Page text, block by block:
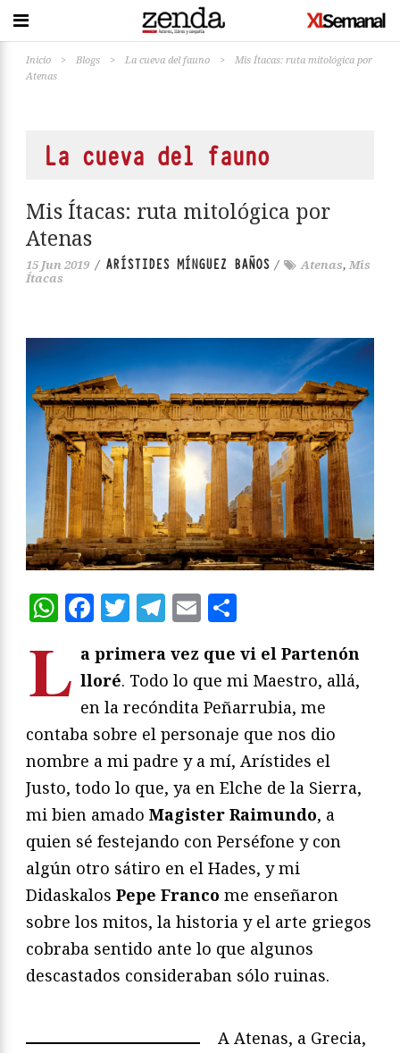
Inicio > Blogs > La cueva del fauno >
Mis Ítacas: ruta mitológica por
Atenas
La cueva del fauno
Mis Ítacas: ruta mitológica por
Atenas
15 Jun 2019 / ARÍSTIDES MÍNGUEZ BAÑOS / Atenas, Mis
Ítacas
WhatsApp
Facebook
Twitter
Telegram
Email
L a primera vez que vi el Partenón
lloré. Todo lo que mi Maestro, allá,
en la recóndita Peñarrubia, me
contaba sobre el personaje que nos dio
nombre a mi padre y a mí, Arístides el
Justo, todo lo que, ya en Elche de la Sierra,
mi bien amado Magister Raimundo, a
quien sé festejando con Perséfone y con
algún otro sátiro en el Hades, y mi
Didaskalos Pepe Franco me enseñaron
sobre los mitos, la historia y el arte griegos
cobraba sentido ante lo que algunos
descastados consideraban sólo ruinas.
A Atenas, a Grecia,